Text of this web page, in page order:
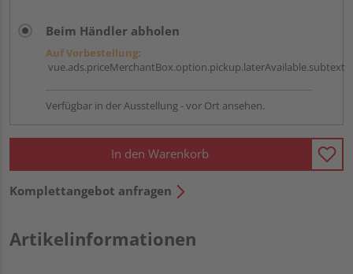
Beim Händler abholen
Auf Vorbestellung:
vue.ads.priceMerchantBox.option.pickup.laterAvailable.subtext
Verfügbar in der Ausstellung - vor Ort ansehen.
In den Warenkorb
Komplettangebot anfragen
Artikelinformationen